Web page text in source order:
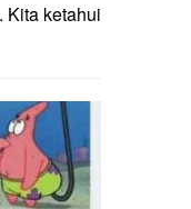
Kita ketahui